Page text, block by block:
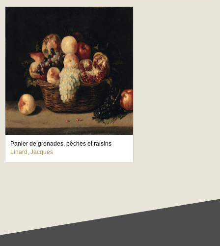
Panier de grenades, pêches et raisins
Linard, Jacques